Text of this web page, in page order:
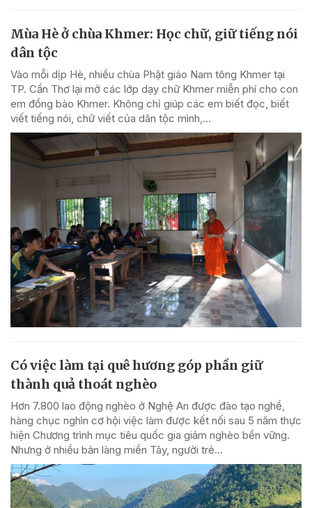
Mùa Hè ở chùa Khmer: Học chữ, giữ tiếng nói
dân tộc
Vào mỗi dịp Hè, nhiều chùa Phật giáo Nam tông Khmer tại
TP. Cần Thơ lại mở các lớp dạy chữ Khmer miễn phí cho con
em đồng bào Khmer. Không chỉ giúp các em biết đọc, biết
viết tiếng nói, chữ viết của dân tộc mình,...
Có việc làm tại quê hương góp phần giữ
thành quả thoát nghèo
Hơn 7.800 lao động nghèo ở Nghệ An được đào tạo nghề,
hàng chục nghìn cơ hội việc làm được kết nối sau 5 năm thực
hiện Chương trình mục tiêu quốc gia giảm nghèo bền vững.
Nhưng ở nhiều bản làng miền Tây, người trẻ...